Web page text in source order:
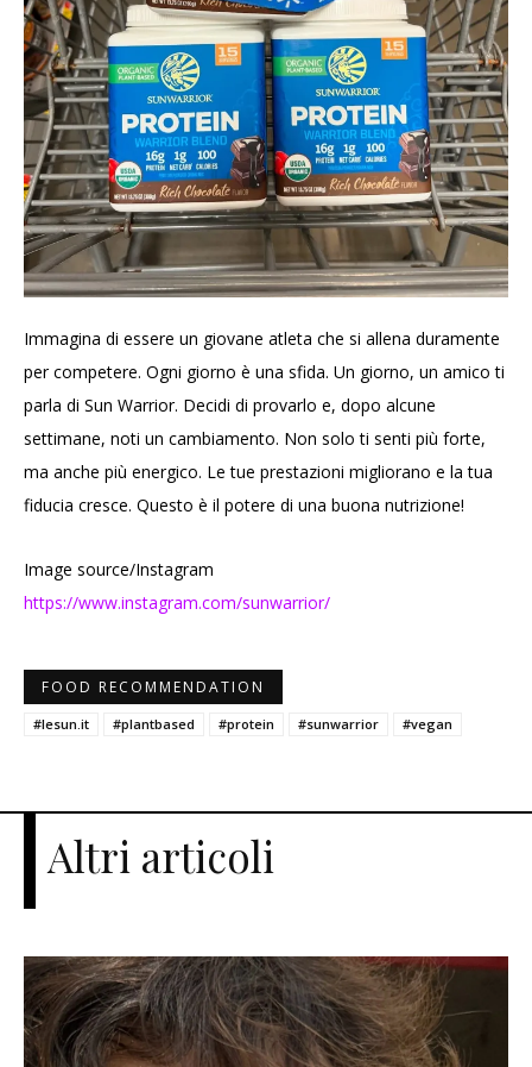
Immagina di essere un giovane atleta che si allena duramente
per competere. Ogni giorno è una sfida. Un giorno, un amico ti
parla di Sun Warrior. Decidi di provarlo e, dopo alcune
settimane, noti un cambiamento. Non solo ti senti più forte,
ma anche più energico. Le tue prestazioni migliorano e la tua
fiducia cresce. Questo è il potere di una buona nutrizione!
Image source/Instagram
https://www.instagram.com/sunwarrior/
FOOD RECOMMENDATION
#lesun.it #plantbased #protein #sunwarrior #vegan
Altri articoli